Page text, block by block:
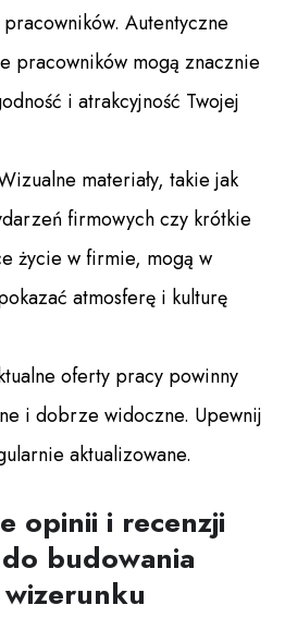
Autentyczne
pracowników mogą znacznie
i atrakcyjność Twojej
materiały, takie jak
firmowych czy krótkie
życie w firmie, mogą w
atmosferę i kulturę
oferty pracy powinny
i dobrze widoczne. Upewnij
aktualizowane.
opinii i recenzji
budowania